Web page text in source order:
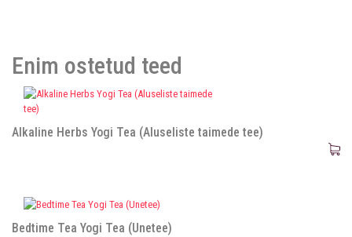
Enim ostetud teed
Alkaline Herbs Yogi Tea (Aluseliste taimede tee)
Bedtime Tea Yogi Tea (Unetee)